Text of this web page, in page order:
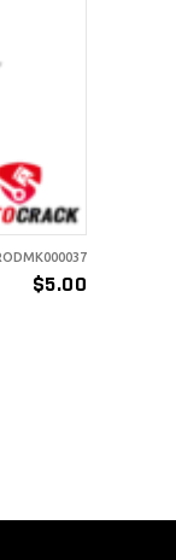
$5.00